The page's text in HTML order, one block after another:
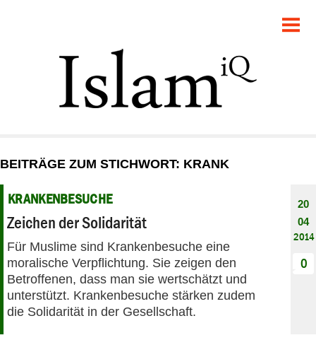
GESELLSCHAFT
STARTSEITE
DEBATTE
PANORAMA
BEITRÄGE ZUM STICHWORT: KRANK
KRANKENBESUCHE
Zeichen der Solidarität
Für Muslime sind Krankenbesuche eine
moralische Verpflichtung. Sie zeigen den
Betroffenen, dass man sie wertschätzt und
unterstützt. Krankenbesuche stärken zudem
die Solidarität in der Gesellschaft.
20
04
2014
0